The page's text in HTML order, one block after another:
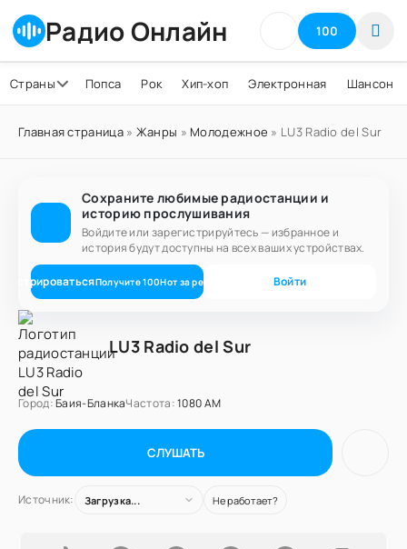
Радио Онлайн 100
Страны Попса Рок Хип-хоп Электронная Шансон
Главная страница» Жанры » Молодежное » LU3 Radio del Sur
Сохраните любимые радиостанции и
историю прослушивания
Войдите или зарегистрируйтесь — избранное и
история будут доступны на всех ваших устройствах.
Получите100Нот за регистрацию Войти
LU3 Radio del Sur
Город:Баия-БланкаЧастота:1080 AM
СЛУШАТЬ
Источник: Загрузка... Не работает?